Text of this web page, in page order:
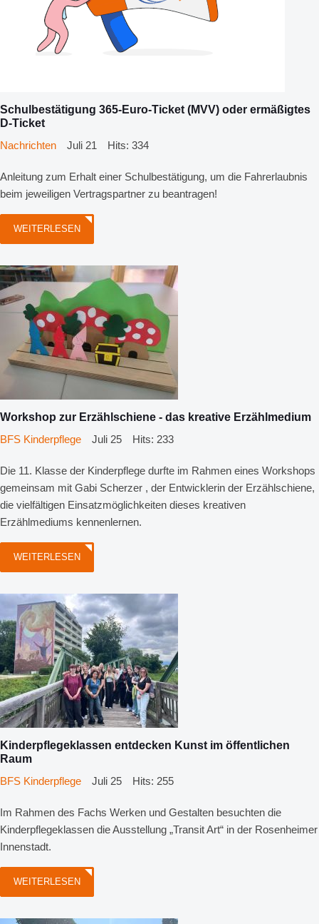
Schulbestätigung 365-Euro-Ticket (MVV) oder ermäßigtes
D-Ticket
Nachrichten
Juli 21 Hits: 334
Anleitung zum Erhalt einer Schulbestätigung, um die Fahrerlaubnis
beim jeweiligen Vertragspartner zu beantragen!
WEITERLESEN
Workshop zur Erzählschiene - das kreative Erzählmedium
BFS Kinderpflege
Juli 25 Hits: 233
Die 11. Klasse der Kinderpflege durfte im Rahmen eines Workshops
gemeinsam mit Gabi Scherzer , der Entwicklerin der Erzählschiene,
die vielfältigen Einsatzmöglichkeiten dieses kreativen
Erzählmediums kennenlernen.
WEITERLESEN
Kinderpflegeklassen entdecken Kunst im öffentlichen
Raum
BFS Kinderpflege
Juli 25 Hits: 255
Im Rahmen des Fachs Werken und Gestalten besuchten die
Kinderpflegeklassen die Ausstellung „Transit Art“ in der Rosenheimer
Innenstadt.
WEITERLESEN